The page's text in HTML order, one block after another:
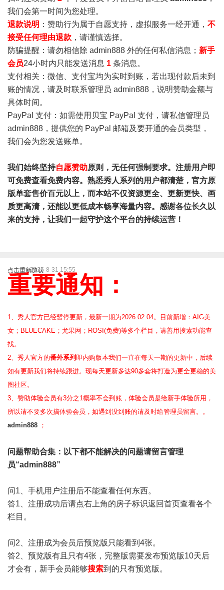
我们会第一时间为您处理。
退款说明 ：赞助行为属于自愿支持，虚拟服务一经开通， 不
接受任何理由退款 ，请谨慎选择。
防骗提醒：请勿相信除 admin888 外的任何私信消息； 新手
会员24小时内只能发送消息 1 条消息。
支付相关：微信、支付宝均为实时到账，若出现付款后未到
账的情况，请及时联系管理员 admin888，说明赞助金额与
具体时间。
PayPal 支付：如需使用贝宝 PayPal 支付，请私信管理员
admin888，提供您的 PayPal 邮箱及要开通的会员类型，
我们会为您发送账单。
我们始终坚持自愿赞助原则，无任何强制要求。注册用户即
可免费查看免费内容。熟悉秀人系列的用户都清楚，官方原
版单套售价百元以上，而本站不仅资源更全、更新更快、画
质更高清，还能以更低成本畅享海量内容。感谢各位长久以
来的支持，让我们一起守护这个平台的持续运营！
点击重新加载2025-8-31 15:55
重要通知：
1、秀人官方已经暂停更新，最新一期为2026.02.04。目前新增：AIG美
女；BLUECAKE；尤果网；ROSI(免费)等多个栏目，请善用搜素功能查
找。
2、 秀人官方的番外系列 即内购版本我们一直在每天一期的更新中，后续
如有更新我们将持续跟进。现每天更新多达90多套将打造为更全更稳的美
图社区。
3、赞助体验会员有3分之1概率不会到账，体验会员是给新手体验所用，
所以请不要多次搞体验会员，如遇到没到账的请及时给管理员留言。。
admin888 ；
问题帮助合集 ：以下都不能解决的问题请留言管理
员“admin888”
问1、手机用户注册后不能查看任何东西。
答1、注册成功后请点右上角的房子标识返回首页查看各个
栏目。
问2、注册成为会员后预览版只能看到4张。
答2、预览版有且只有4张，完整版需要发布预览版10天后
才会有，新手会员能够搜索到的只有预览版。